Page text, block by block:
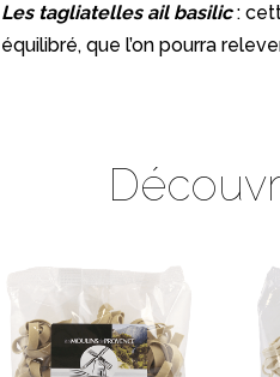
Les tagliatelles ail basilic:
équilibré, que l’on pourra